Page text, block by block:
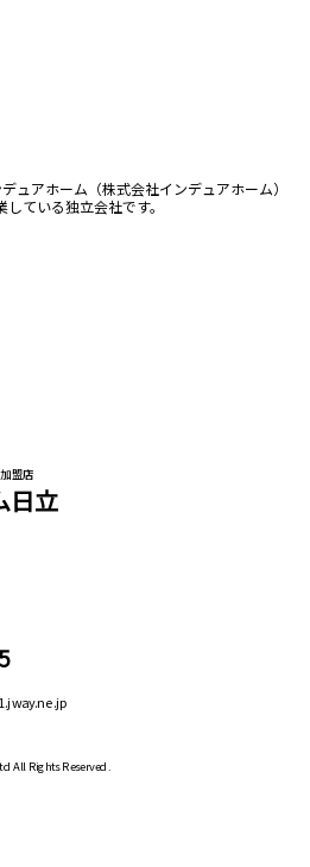
ュアホーム（株式会社インデュアホーム）
ている独立会社です。
盟店
日立
All Rights Reserved.